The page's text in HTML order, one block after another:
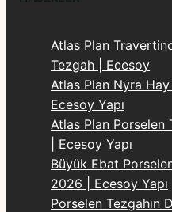
Atlas Plan
Tezgah | Ecesoy
Atlas Plan Nyra Hay
Ecesoy Yapı
Atlas Plan Porselen
| Ecesoy Yapı
Büyük Ebat
2026 | Ecesoy Yapı
Porselen Tezgahın